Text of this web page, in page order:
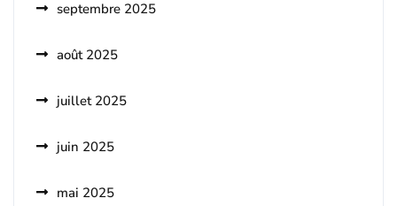
septembre 2025
août 2025
juillet 2025
juin 2025
mai 2025